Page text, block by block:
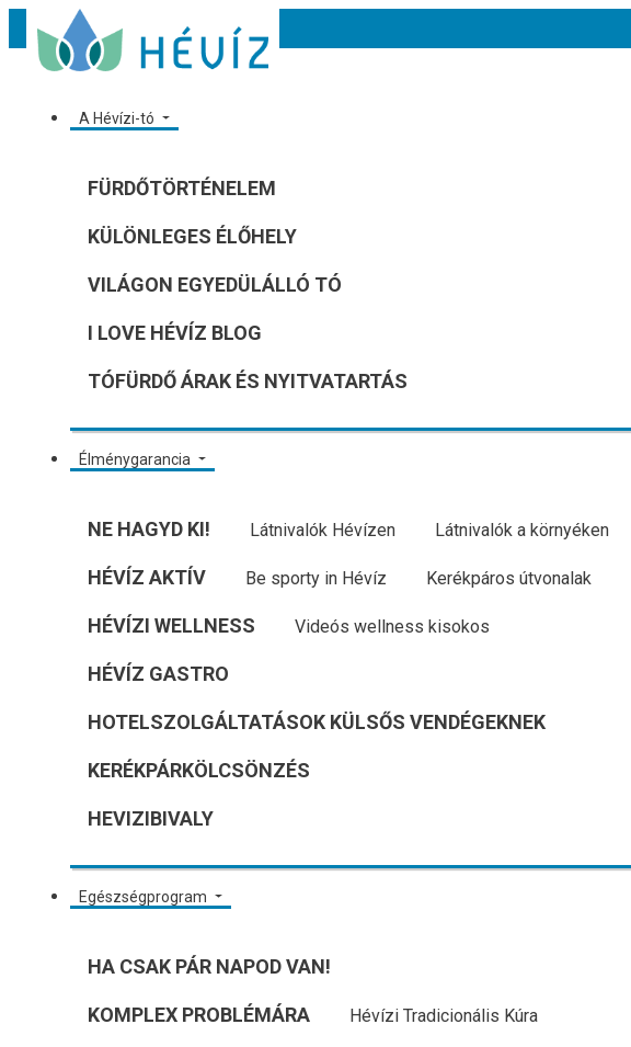
A Hévízi-tó
FÜRDŐTÖRTÉNELEM
KÜLÖNLEGES ÉLŐHELY
VILÁGON EGYEDÜLÁLLÓ TÓ
I LOVE HÉVÍZ BLOG
TÓFÜRDŐ ÁRAK ÉS NYITVATARTÁS
Élménygarancia
NE HAGYD KI! Látnivalók Hévízen Látnivalók a környéken
HÉVÍZ AKTÍV Be sporty in Hévíz Kerékpáros útvonalak
HÉVÍZI WELLNESS Videós wellness kisokos
HÉVÍZ GASTRO
HOTELSZOLGÁLTATÁSOK KÜLSŐS VENDÉGEKNEK
KERÉKPÁRKÖLCSÖNZÉS
HEVIZIBIVALY
Egészségprogram
HA CSAK PÁR NAPOD VAN!
KOMPLEX PROBLÉMÁRA Hévízi Tradicionális Kúra